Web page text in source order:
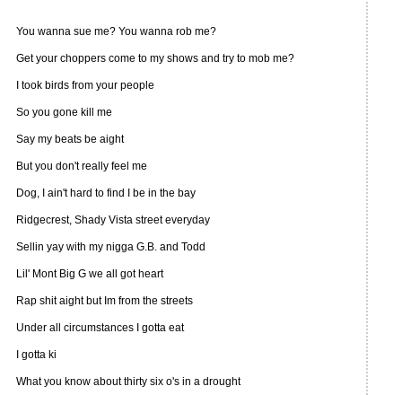
You wanna sue me? You wanna rob me?
Get your choppers come to my shows and try to mob me?
I took birds from your people
So you gone kill me
Say my beats be aight
But you don't really feel me
Dog, I ain't hard to find I be in the bay
Ridgecrest, Shady Vista street everyday
Sellin yay with my nigga G.B. and Todd
Lil' Mont Big G we all got heart
Rap shit aight but Im from the streets
Under all circumstances I gotta eat
I gotta ki
What you know about thirty six o's in a drought